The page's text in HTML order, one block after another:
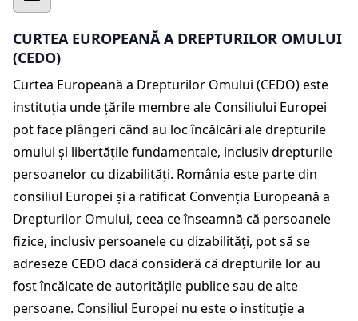
CURTEA EUROPEANĂ A DREPTURILOR OMULUI
(CEDO)
Curtea Europeană a Drepturilor Omului (CEDO) este
instituția unde țările membre ale Consiliului Europei
pot face plângeri când au loc încălcări ale drepturile
omului și libertățile fundamentale, inclusiv drepturile
persoanelor cu dizabilități. România este parte din
consiliul Europei și a ratificat Convenția Europeană a
Drepturilor Omului, ceea ce înseamnă că persoanele
fizice, inclusiv persoanele cu dizabilități, pot să se
adreseze CEDO dacă consideră că drepturile lor au
fost încălcate de autoritățile publice sau de alte
persoane. Consiliul Europei nu este o instituție a